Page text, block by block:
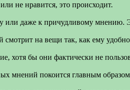
не нравится, это происходит.
или даже к причудливому мнению.
на вещи так, как ему
хотя бы они фактически не
мнений покоится главным